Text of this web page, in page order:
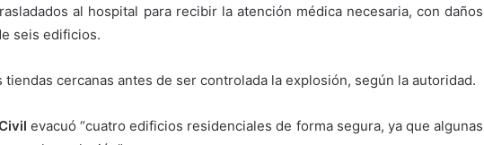
al hospital para recibir la atención médica necesaria, con daños
seis edificios.
cercanas antes de ser controlada la explosión, según la autoridad.
evacuó “cuatro edificios residenciales de forma segura, ya que algunas